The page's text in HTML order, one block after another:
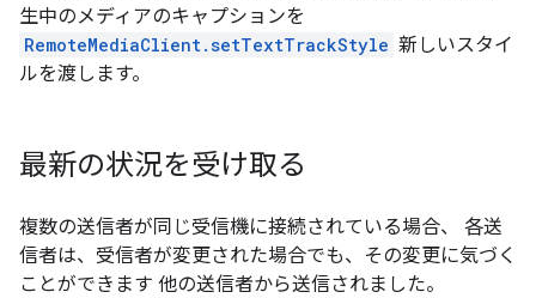
生中のメディアのキャプションを
RemoteMediaClient.setTextTrackStyle 新しいスタイ
ルを渡します。
最新の状況を受け取る
複数の送信者が同じ受信機に接続されている場合、 各送
信者は、受信者が変更された場合でも、その変更に気づく
ことができます 他の送信者から送信されました。